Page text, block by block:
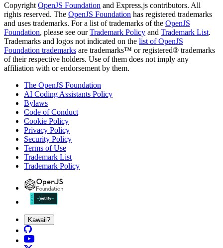
Copyright OpenJS Foundation and Express.js contributors. All
rights reserved. The OpenJS Foundation has registered trademarks
and uses trademarks. For a list of trademarks of the OpenJS
Foundation, please see ourTrademark Policy and Trademark List.
Trademarks and logos not indicated on the list of OpenJS
Foundation trademarks are trademarks™ or registered® trademarks
of their respective holders. Use of them does not imply any
affiliation with or endorsement by them.
The OpenJS Foundation
AI Coding Assistants Policy
Bylaws
Code of Conduct
Cookie Policy
Privacy Policy
Security Policy
Terms of Use
Trademark List
Trademark Policy
Kawaii?